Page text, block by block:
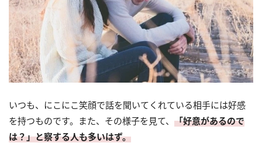
いつも、にこにこ笑顔で話を聞いてくれている相手には好感
を持つものです。また、その様子を見て、 「好意があるので
は？」と察する人も多いはず。